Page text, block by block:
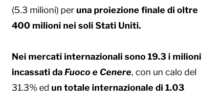
(5.3 milioni) peruna proiezione finale di oltre
400 milioni nei soli Stati Uniti.
Nei mercati internazionali sono 19.3 i milioni
incassati daFuoco e Cenere, con un calo del
31.3% ed un totale internazionale di 1.03